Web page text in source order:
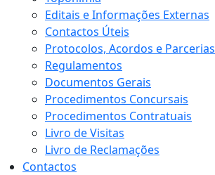
Editais e Informações Externas
Contactos Úteis
Protocolos, Acordos e Parcerias
Regulamentos
Documentos Gerais
Procedimentos Concursais
Procedimentos Contratuais
Livro de Visitas
Livro de Reclamações
Contactos